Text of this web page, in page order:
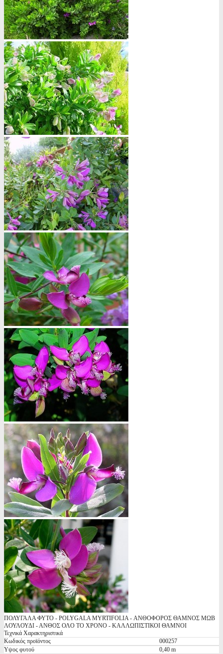
ΠΟΛΥΓΑΛΑ ΦΥΤΟ - POLYGALA MYRTIFOLIA - ΑΝΘΟΦΟΡΟΣ ΘΑΜΝΟΣ ΜΩΒ
ΛΟΥΛΟΥΔΙ - ΑΝΘΟΣ ΟΛΟ ΤΟ ΧΡΟΝΟ - ΚΑΛΛΩΠΙΣΤΙΚΟΙ ΘΑΜΝΟΙ
Τεχνικά Χαρακτηριστικά
Κωδικός προϊόντος
000257
Υψος φυτού
0,40 m